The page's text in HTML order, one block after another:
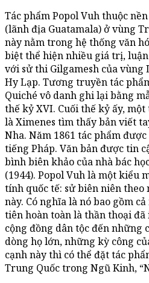
Tác phẩm Popol Vuh thuộc
(lãnh địa Guatamala) ở vùng
này nằm trong hệ thống văn
biệt thể hiện nhiều giá trị,
với sử thi Gilgamesh của vùng
Hy Lạp. Tương truyền tác
Quiché vô danh ghi lại bằng
thế kỷ XVI. Cuối thế kỷ ấy,
là Ximenes tìm thấy bản viết
Nha. Năm 1861 tác phẩm
tiếng Pháp. Văn bản được tin
bình biên khảo của nhà bác
(1944). Popol Vuh là một kiểu
tính quốc tế: sử biên niên
này. Có nghĩa là nó bao gồm
tiên hoàn toàn là thần thoại
cộng đồng dân tộc đến những
dòng họ lớn, những kỳ công
cạnh này thì có thể đặt tác
Trung Quốc trong Ngũ Kinh,